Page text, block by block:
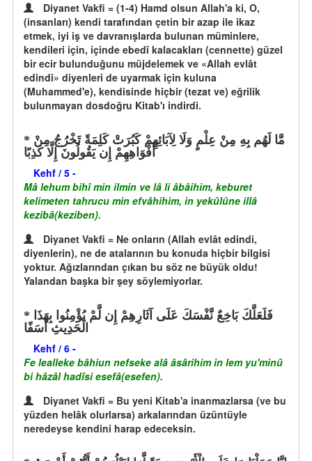
Diyanet Vakfi = (1-4) Hamd olsun Allah'a ki, O,
(insanları) kendi tarafından çetin bir azap ile ikaz
etmek, iyi iş ve davranışlarda bulunan müminlere,
kendileri için, içinde ebedî kalacakları (cennette) güzel
bir ecir bulunduğunu müjdelemek ve «Allah evlât
edindi» diyenleri de uyarmak için kuluna
(Muhammed'e), kendisinde hiçbir (tezat ve) eğrilik
bulunmayan dosdoğru Kitab'ı indirdi.
أَفْوَاهِهِمْ إِن يَقُولُونَ إِلَّا كَذِبًا
Kehf / 5 -
Mâ lehum bihî min ilmin ve lâ li âbâihim, keburet
kelimeten tahrucu min efvâhihim, in yekûlûne illâ
kezibâ(keziben).
Diyanet Vakfi = Ne onların (Allah evlât edindi,
diyenlerin), ne de atalarının bu konuda hiçbir bilgisi
yoktur. Ağızlarından çıkan bu söz ne büyük oldu!
Yalandan başka bir şey söylemiyorlar.
الْحَدِيثِ أَسَفًا
Kehf / 6 -
Fe lealleke bâhiun nefseke alâ âsârihim in lem yu'minû
bi hâzâl hadîsi esefâ(esefen).
Diyanet Vakfi = Bu yeni Kitab'a inanmazlarsa (ve bu
yüzden helâk olurlarsa) arkalarından üzüntüyle
neredeyse kendini harap edeceksin.